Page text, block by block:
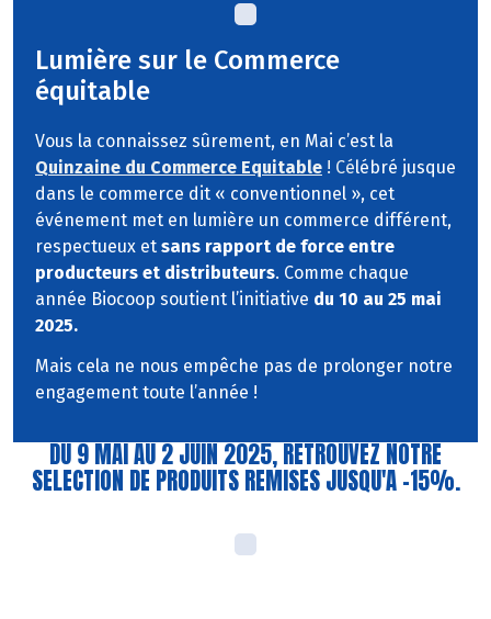
Lumière sur le Commerce
équitable
Vous la connaissez sûrement, en Mai c’est la
Quinzaine du Commerce Equitable ! Célébré jusque
dans le commerce dit « conventionnel », cet
événement met en lumière un commerce différent,
respectueux et sans rapport de force entre
producteurs et distributeurs. Comme chaque
année Biocoop soutient l’initiative du 10 au 25 mai
2025.
Mais cela ne nous empêche pas de prolonger notre
engagement toute l’année !
DU 9 MAI AU 2 JUIN 2025, RETROUVEZ NOTRE
SELECTION DE PRODUITS REMISES JUSQU'A -15%.